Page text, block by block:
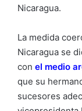
Nicaragua.
La medida
Nicaragua se
con el medio
que su
sucesores